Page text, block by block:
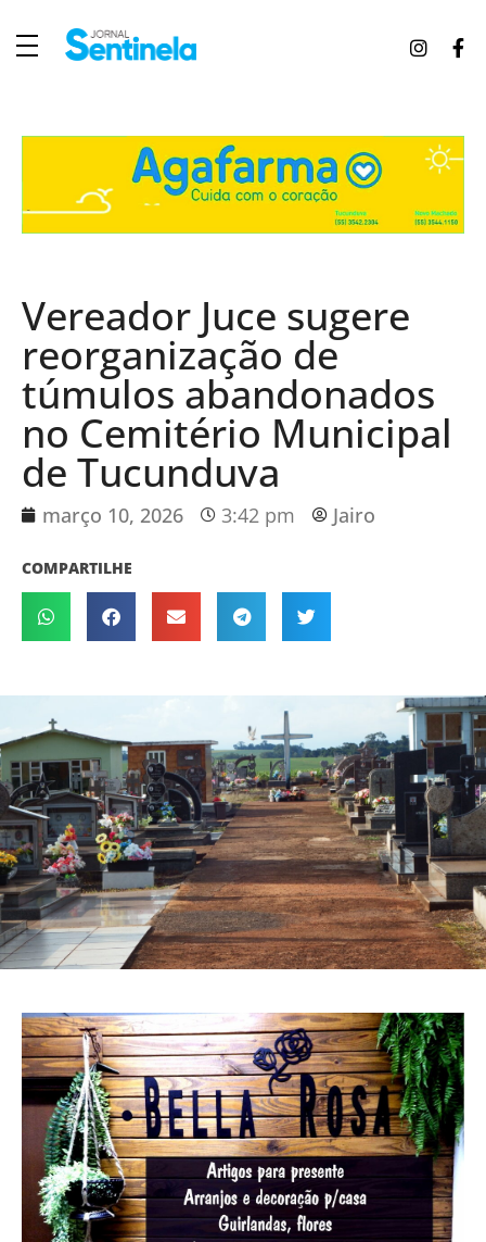
Vereador Juce sugere
reorganização de
túmulos abandonados
no Cemitério Municipal
de Tucunduva
março 10, 2026 3:42 pm Jairo
COMPARTILHE